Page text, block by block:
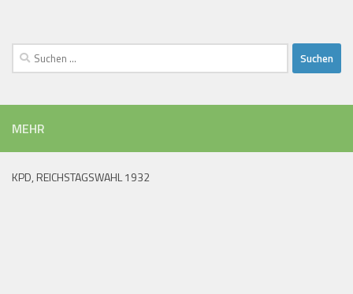
Suchen
nach:
MEHR
KPD, REICHSTAGSWAHL 1932